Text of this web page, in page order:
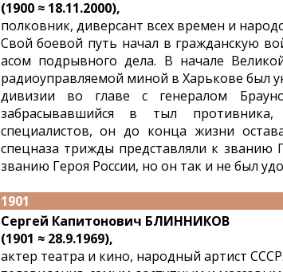
(1900 ≈ 18.11.2000),
полковник, диверсант всех времен и
Свой боевой путь начал в гражданскую
асом подрывного дела. В начале
радиоуправляемой миной в Харькове был
дивизии во главе с генералом
забрасывавшийся в тыл
специалистов, он до конца жизни
спецназа трижды представляли к
званию Героя России, но он так и не был
1901
Сергей Капитонович БЛИННИКОВ
(1901 ≈ 28.9.1969),
актер театра и кино, народный артист